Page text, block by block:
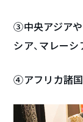
③中央アジアや
シア、マレーシ
④アフリカ諸国